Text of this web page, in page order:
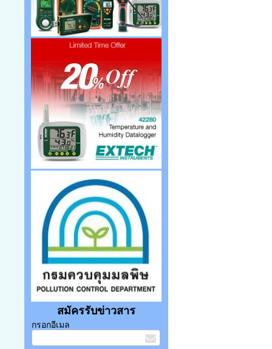
สมัครรับข่าวสาร
กรอกอีเมล